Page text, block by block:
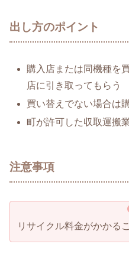
出し方のポイント
購入店または同機種を
店に引き取ってもらう
買い替えでない場合は
町が許可した収取運搬
注意事項
リサイクル料金がかかる